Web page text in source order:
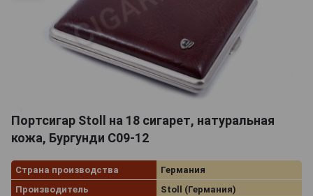
Портсигар Stoll на 18 сигарет, натуральная
кожа, Бургунди C09-12
Страна производства
Германия
Производитель
Stoll (Германия)